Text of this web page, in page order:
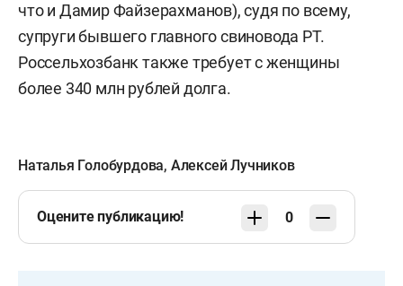
что и Дамир Файзерахманов), судя по всему,
супруги бывшего главного свиновода РТ.
Россельхозбанк также требует с женщины
более 340 млн рублей долга.
Наталья Голобурдова, Алексей Лучников
Оцените публикацию! 0